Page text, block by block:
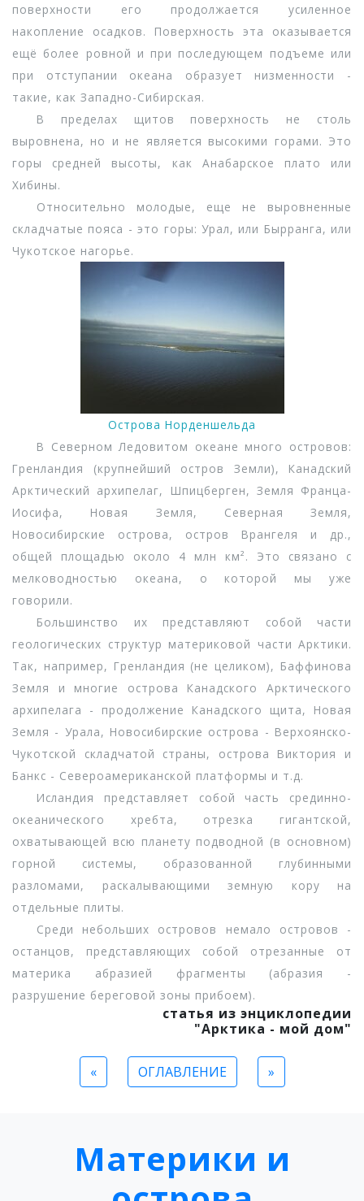
поверхности его продолжается усиленное
накопление осадков. Поверхность эта оказывается
ещё более ровной и при последующем подъеме или
при отступании океана образует низменности -
такие, как Западно-Сибирская.
В пределах щитов поверхность не столь
выровнена, но и не является высокими горами. Это
горы средней высоты, как Анабарское плато или
Хибины.
Относительно молодые, еще не выровненные
складчатые пояса - это горы: Урал, или Бырранга, или
Чукотское нагорье.
Острова Норденшельда
В Северном Ледовитом океане много островов:
Гренландия (крупнейший остров Земли), Канадский
Арктический архипелаг, Шпицберген, Земля Франца-
Иосифа, Новая Земля, Северная Земля,
Новосибирские острова, остров Врангеля и др.,
общей площадью около 4 млн км². Это связано с
мелководностью океана, о которой мы уже
говорили.
Большинство их представляют собой части
геологических структур материковой части Арктики.
Так, например, Гренландия (не целиком), Баффинова
Земля и многие острова Канадского Арктического
архипелага - продолжение Канадского щита, Новая
Земля - Урала, Новосибирские острова - Верхоянско-
Чукотской складчатой страны, острова Виктория и
Банкс - Североамериканской платформы и т.д.
Исландия представляет собой часть срединно-
океанического хребта, отрезка гигантской,
охватывающей всю планету подводной (в основном)
горной системы, образованной глубинными
разломами, раскалывающими земную кору на
отдельные плиты.
Среди небольших островов немало островов -
останцов, представляющих собой отрезанные от
материка абразией фрагменты (абразия -
разрушение береговой зоны прибоем).
статья из энциклопедии
"Арктика - мой дом"
« ОГЛАВЛЕНИЕ »
Материки и